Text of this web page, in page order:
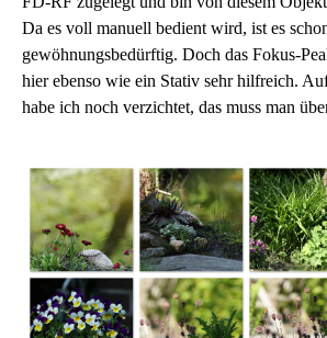
Da es voll manuell bedient wird, ist es
gewöhnungsbedürftig. Doch das Fokus-
hier ebenso wie ein Stativ sehr hilfreich.
habe ich noch verzichtet, das muss man